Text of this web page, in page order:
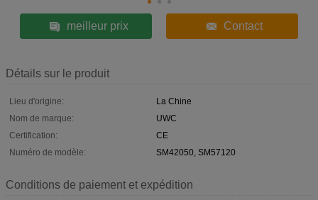
meilleur prix Contact
Détails sur le produit
Lieu d'origine:
La Chine
Nom de marque:
UWC
Certification:
CE
Numéro de modèle:
SM42050, SM57120
Conditions de paiement et expédition